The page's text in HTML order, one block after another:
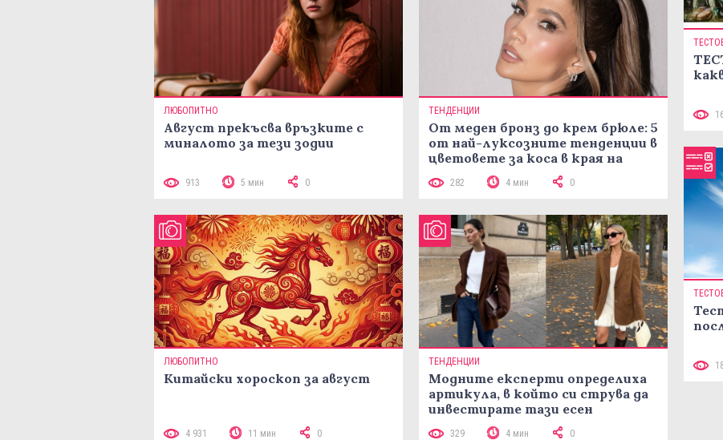
ЛЮБОПИТНО
Август прекъсва връзките с
миналото за тези зодии
913 5 мин 0
ТЕНДЕНЦИИ
От меден бронз до крем брюле: 5
от най-луксозните тенденции в
цветовете за коса в края на
282 4 мин 0
ЛЮБОПИТНО
Китайски хороскоп за август
4 931 11 мин 0
ТЕНДЕНЦИИ
Модните експерти определиха
артикула, в който си струва да
инвестирате тази есен
329 4 мин 0